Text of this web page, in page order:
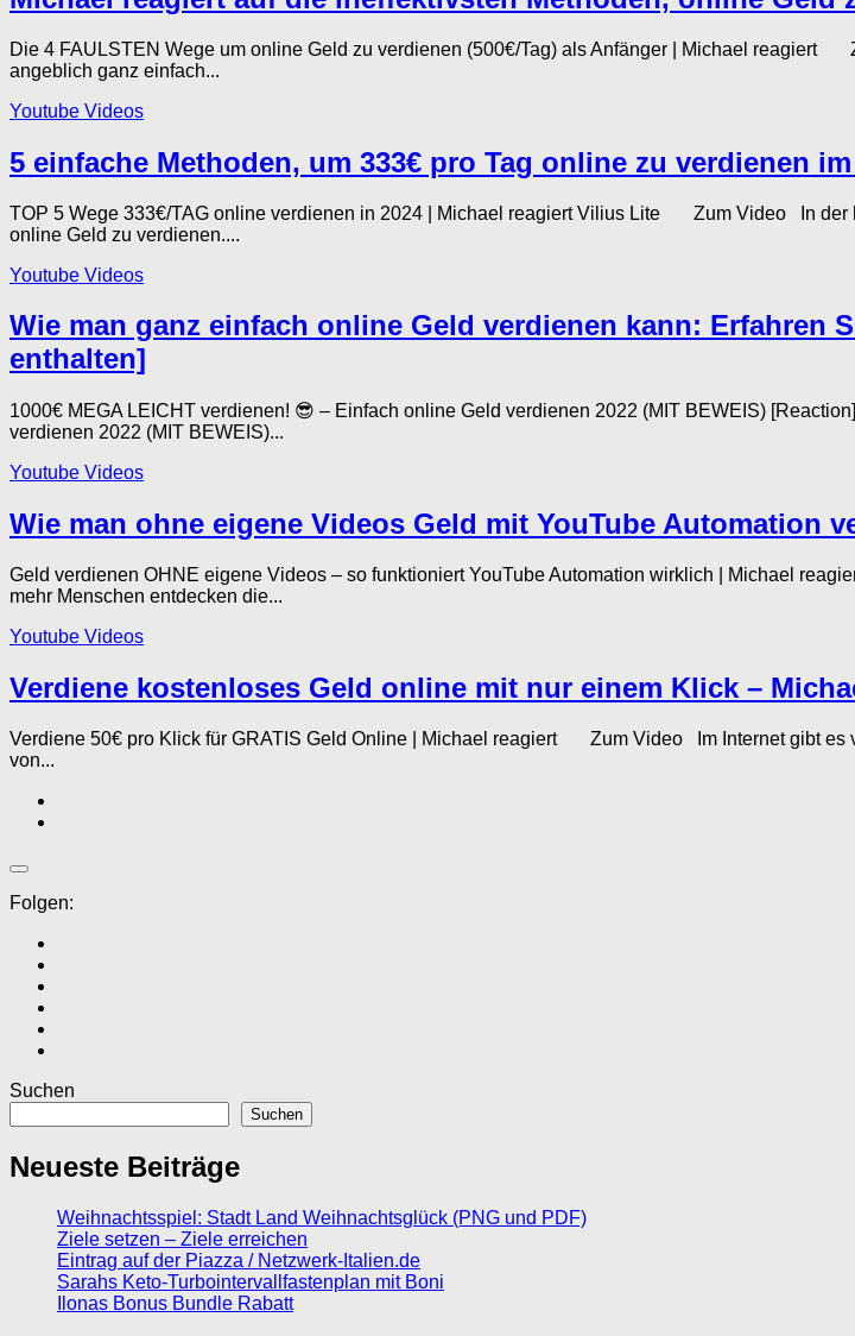
Die 4 FAULSTEN Wege um online Geld zu verdienen (500€/Tag) als Anfänger | Michael
angeblich ganz einfach...
Youtube Videos
5 einfache Methoden, um 333€ pro Tag online zu verdienen
TOP 5 Wege 333€/TAG online verdienen in 2024 | Michael reagiert Vilius Lite Zum Video In der
online Geld zu verdienen....
Youtube Videos
Wie man ganz einfach online Geld verdienen kann: Erfahren
enthalten]
1000€ MEGA LEICHT verdienen! 😎 – Einfach online Geld verdienen 2022 (MIT BEWEIS)
verdienen 2022 (MIT BEWEIS)...
Youtube Videos
Wie man ohne eigene Videos Geld mit YouTube Automation
Geld verdienen OHNE eigene Videos – so funktioniert YouTube Automation wirklich | Michael
mehr Menschen entdecken die...
Youtube Videos
Verdiene kostenloses Geld online mit nur einem Klick –
Verdiene 50€ pro Klick für GRATIS Geld Online | Michael reagiert Zum Video Im Internet gibt es
von...
Folgen:
Suchen
Suchen
Neueste Beiträge
Weihnachtsspiel: Stadt Land Weihnachtsglück (PNG und PDF)
Ziele setzen – Ziele erreichen
Eintrag auf der Piazza / Netzwerk-Italien.de
Sarahs Keto-Turbointervallfastenplan mit Boni
Ilonas Bonus Bundle Rabatt